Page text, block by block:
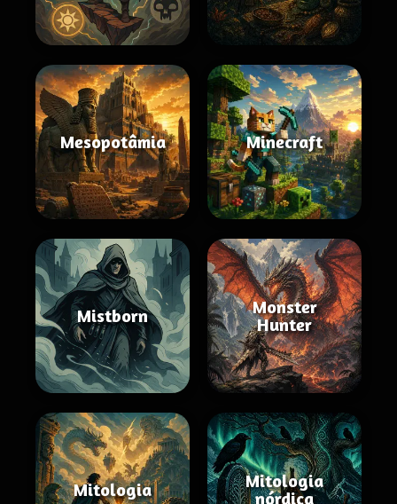
Mesopotâmia Minecraft
Mistborn
Monster
Hunter
Mitologia
Mitologia
nórdica